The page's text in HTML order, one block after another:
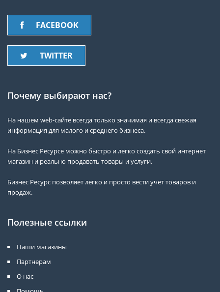
FACEBOOK
TWITTER
Почему выбирают нас?
На нашем web-сайте всегда только значимая и всегда свежая
информация для малого и среднего бизнеса.
На Бизнес Ресурсе можно быстро и легко создать свой интернет
магазин и реально продавать товары и услуги.
Бизнес Ресурс позволяет легко и просто вести учет товаров и
продаж.
Полезные ссылки
Наши магазины
Партнерам
О нас